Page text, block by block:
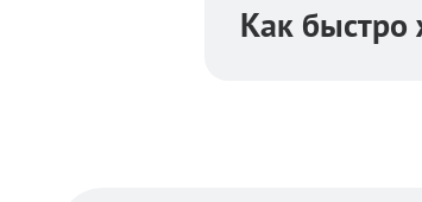
Как быстро